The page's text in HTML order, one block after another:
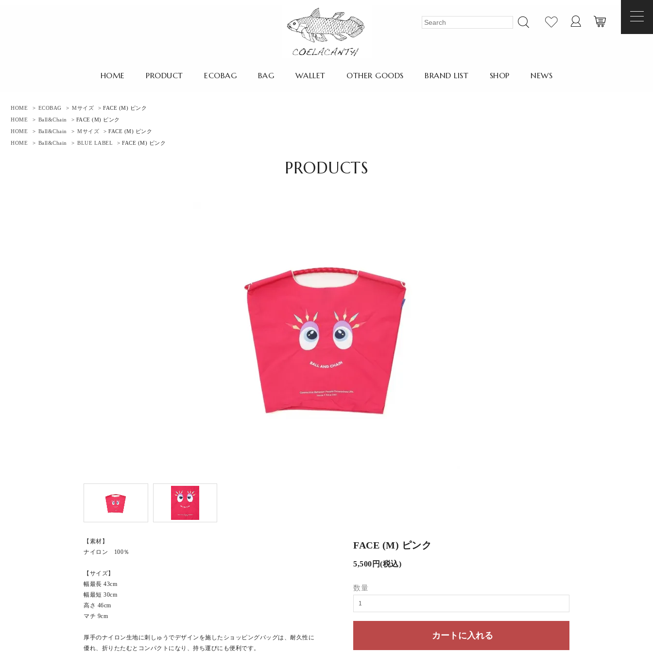
HOME PRODUCT ECOBAG BAG WALLET OTHER GOODS BRAND LIST SHOP NEWS
HOME > ECOBAG > Mサイズ
> FACE (M) ピンク
HOME
> Ball&Chain
> FACE (M) ピンク
HOME
> Ball&Chain > Mサイズ
> FACE (M) ピンク
HOME
> Ball&Chain > BLUE LABEL > FACE (M) ピンク
PRODUCTS
FACE (M) ピンク
5,500円(税込)
数量
【素材】
ナイロン 100％
【サイズ】
幅最長 43cm
幅最短 30cm
高さ 46cm
マチ 9cm
厚手のナイロン生地に刺しゅうでデザインを施したショッピングバッグは、耐久性に
優れ、折りたたむとコンパクトになり、持ち運びにも便利です。